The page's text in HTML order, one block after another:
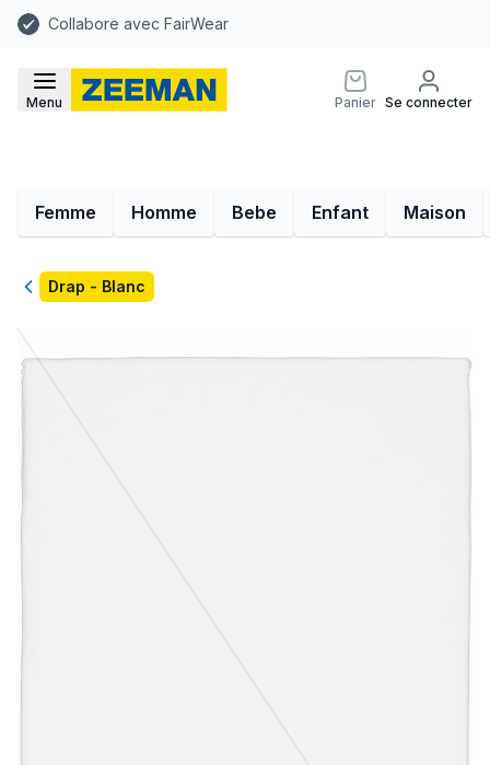
Collabore avec FairWear
Menu Panier Se connecter
Femme Homme Bebe Enfant Maison
RetourDrap - Blanc